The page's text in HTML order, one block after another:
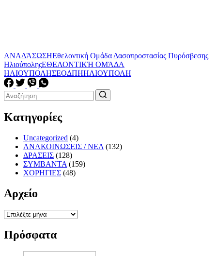
ΑΝΑΔΆΣΩΣΗΕθελοντική Ομάδα Δασοπροστασίας Πυρόσβεσης
ΗλιούποληςΕΘΕΛΟΝΤΙΚΉ ΟΜΆΔΑ
ΗΛΙΟΥΠΟΛΗΣΕΟΔΠΗΗΛΙΟΥΠΟΛΗ
Κατηγορίες
Uncategorized (4)
ΑΝΑΚΟΙΝΩΣΕΙΣ / ΝΕΑ (132)
ΔΡΑΣΕΙΣ (128)
ΣΥΜΒΑΝΤΑ (159)
ΧΟΡΗΓΙΕΣ (48)
Αρχείο
Αρχείο
Πρόσφατα